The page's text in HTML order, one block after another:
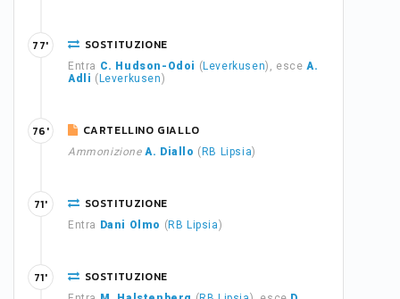
SOSTITUZIONE
Entra C. Hudson-Odoi ( Leverkusen), esceA.
Adli ( Leverkusen)
77'
CARTELLINO GIALLO
Ammonizione A. Diallo ( RB Lipsia)
76'
SOSTITUZIONE
Entra Dani Olmo ( RB Lipsia)
71'
SOSTITUZIONE
71'